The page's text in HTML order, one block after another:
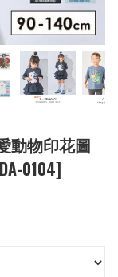
動物印花圖
0104]